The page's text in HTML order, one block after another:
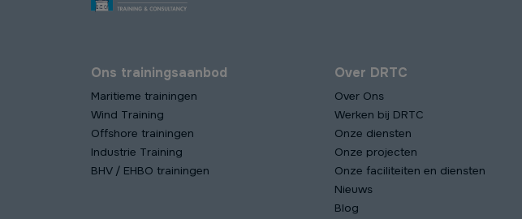
Ons trainingsaanbod
Maritieme trainingen
Wind Training
Offshore trainingen
Industrie Training
BHV / EHBO trainingen
Over DRTC
Over Ons
Werken bij DRTC
Onze diensten
Onze projecten
Onze faciliteiten en diensten
Nieuws
Blog